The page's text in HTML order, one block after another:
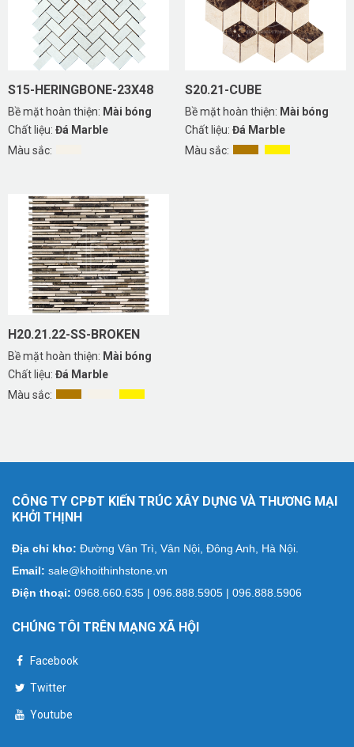
S15-HERINGBONE-23X48
Bề mặt hoàn thiện: Mài bóng
Chất liệu: Đá Marble
Màu sắc:
S20.21-CUBE
Bề mặt hoàn thiện: Mài bóng
Chất liệu: Đá Marble
Màu sắc:
H20.21.22-SS-BROKEN
Bề mặt hoàn thiện: Mài bóng
Chất liệu: Đá Marble
Màu sắc:
CÔNG TY CPĐT KIẾN TRÚC XÂY DỰNG VÀ THƯƠNG MẠI
KHỞI THỊNH
Địa chỉ kho: Đường Vân Trì, Vân Nội, Đông Anh, Hà Nội.
Email: sale@khoithinhstone.vn
Điện thoại: 0968.660.635 | 096.888.5905 | 096.888.5906
CHÚNG TÔI TRÊN MẠNG XÃ HỘI
Facebook
Twitter
Youtube